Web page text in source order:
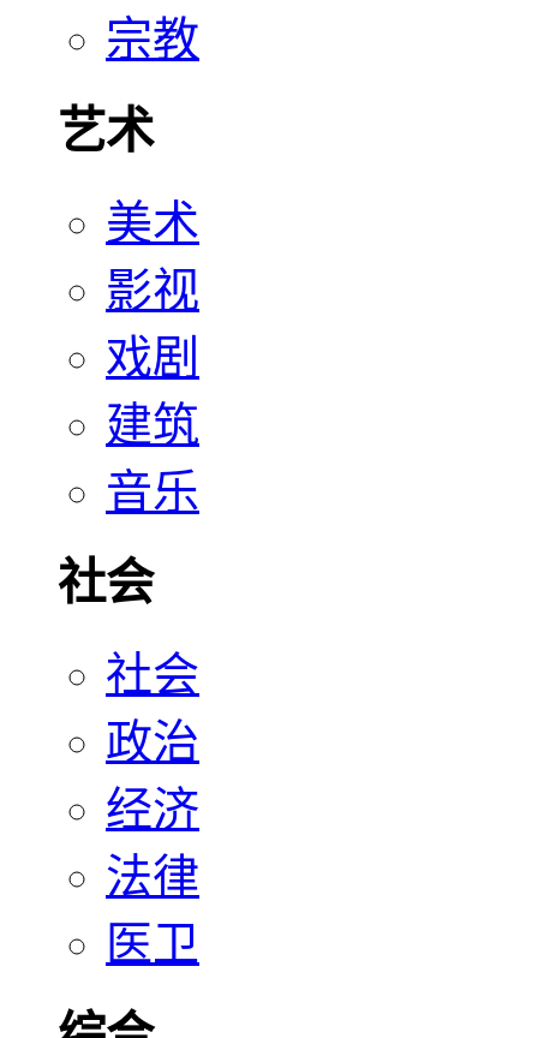
宗教
艺术
美术
影视
戏剧
建筑
音乐
社会
社会
政治
经济
法律
医卫